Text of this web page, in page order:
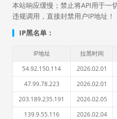
本站响应缓慢；禁止将API用于
违规调用，直接封禁用户IP地址！
IP黑名单：
IP地址 拉黑时间
54.92.150.114
2026.02.01
47.99.78.223
2026.02.01
203.189.235.191
2026.02.05
139.9.55.116
2026.02.04